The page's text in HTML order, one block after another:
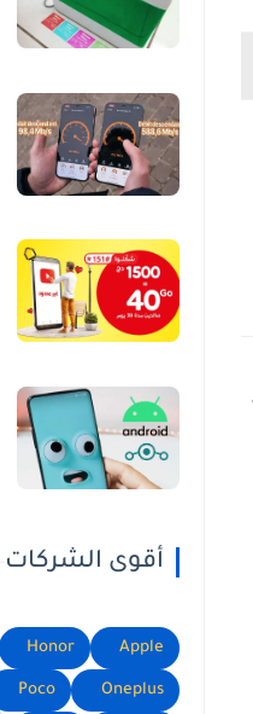
أقوى الشركات
Apple
Honor
Oneplus
Poco